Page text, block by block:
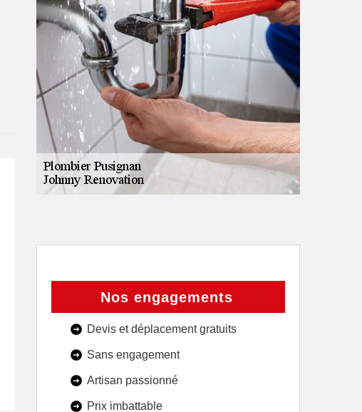
Nos engagements
Devis et déplacement gratuits
Sans engagement
Artisan passionné
Prix imbattable